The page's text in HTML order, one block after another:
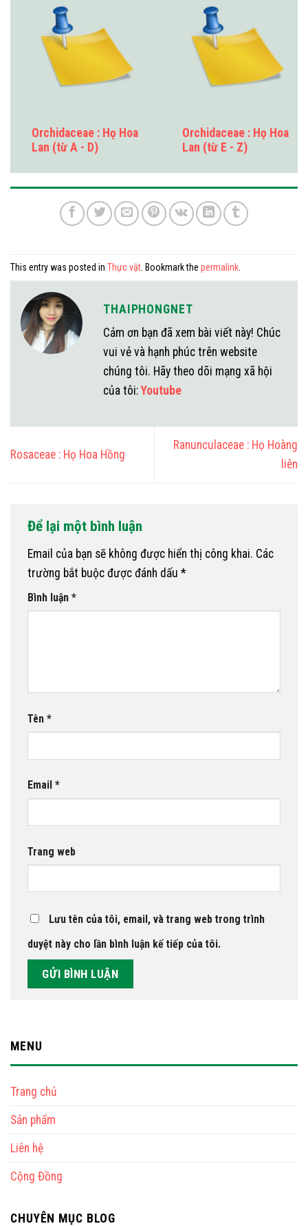
Orchidaceae : Họ Hoa
Lan (từ A - D)
Orchidaceae : Họ Hoa
Lan (từ E - Z)
This entry was posted in Thực vật . Bookmark the permalink
THAIPHONGNET
Cảm ơn bạn đã xem bài viết này! Chúc
vui vẻ và hạnh phúc trên website
chúng tôi. Hãy theo dõi mạng xã hội
của tôi:Youtube
Rosaceae : Họ Hoa Hồng
Ranunculaceae : Họ Hoàng
liên
Để lại một bình luận
Email của bạn sẽ không được hiển thị công khai. Các
trường bắt buộc được đánh dấu *
Bình luận *
Tên *
Email *
Trang web
Lưu tên của tôi, email, và trang web trong trình
duyệt này cho lần bình luận kế tiếp của tôi.
MENU
Trang chủ
Sản phẩm
Liên hệ
Cộng Đồng
CHUYÊN MỤC BLOG